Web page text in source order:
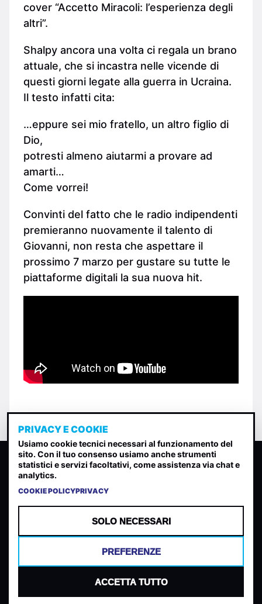
cover “Accetto Miracoli: l’esperienza degli
altri”.
Shalpy ancora una volta ci regala un brano
attuale, che si incastra nelle vicende di
questi giorni legate alla guerra in Ucraina.
Il testo infatti cita:
…eppure sei mio fratello, un altro figlio di
Dio,
potresti almeno aiutarmi a provare ad
amarti…
Come vorrei!
Convinti del fatto che le radio indipendenti
premieranno nuovamente il talento di
Giovanni, non resta che aspettare il
prossimo 7 marzo per gustare su tutte le
piattaforme digitali la sua nuova hit.
CLASSIFICA INDIE
Classifica per indice di gradimento generata dall analisi di
COOKIES PREFERENZE COOKIES
PRIVACY E COOKIE
Usiamo cookie tecnici necessari al funzionamento del
sito. Con il tuo consenso usiamo anche strumenti
statistici e servizi facoltativi, come assistenza via chat e
analytics.
COOKIE POLICYPRIVACY
SOLO NECESSARI
PREFERENZE
ACCETTA TUTTO